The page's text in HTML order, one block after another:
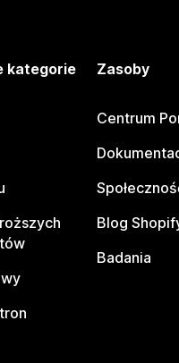
kategorie Zasoby
Centrum
Blog
Badania